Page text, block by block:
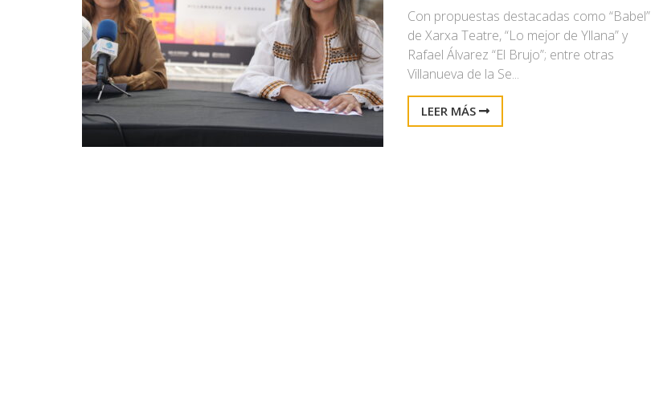
Con propuestas destacadas como “Babel”
de Xarxa Teatre, “Lo mejor de Yllana” y
Rafael Álvarez “El Brujo”; entre otras
Villanueva de la Se...
LEER MÁS